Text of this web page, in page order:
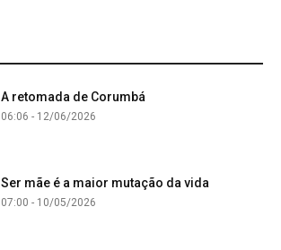
A retomada de Corumbá
06:06 - 12/06/2026
Ser mãe é a maior mutação da vida
07:00 - 10/05/2026